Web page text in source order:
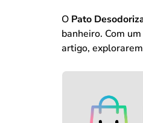
O Pato
banheiro. Com
artigo,